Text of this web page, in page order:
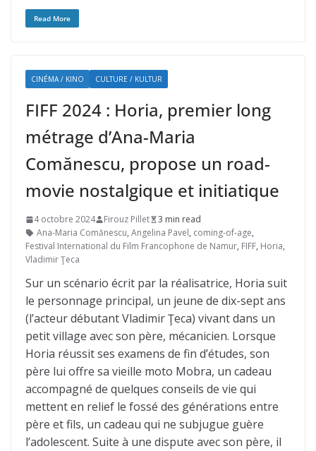
Read More
CINÉMA / KINO CULTURE / KULTUR
FIFF 2024 : Horia, premier long
métrage d’Ana-Maria
Comănescu, propose un road-
movie nostalgique et initiatique
4 octobre 2024 Firouz Pillet
3 min read
Ana-Maria Comănescu, Angelina Pavel, coming-of-age,
Festival International du Film Francophone de Namur, FIFF, Horia,
Vladimir Ţeca
Sur un scénario écrit par la réalisatrice, Horia suit
le personnage principal, un jeune de dix-sept ans
(l’acteur débutant Vladimir Ţeca) vivant dans un
petit village avec son père, mécanicien. Lorsque
Horia réussit ses examens de fin d’études, son
père lui offre sa vieille moto Mobra, un cadeau
accompagné de quelques conseils de vie qui
mettent en relief le fossé des générations entre
père et fils, un cadeau qui ne subjugue guère
l’adolescent. Suite à une dispute avec son père, il